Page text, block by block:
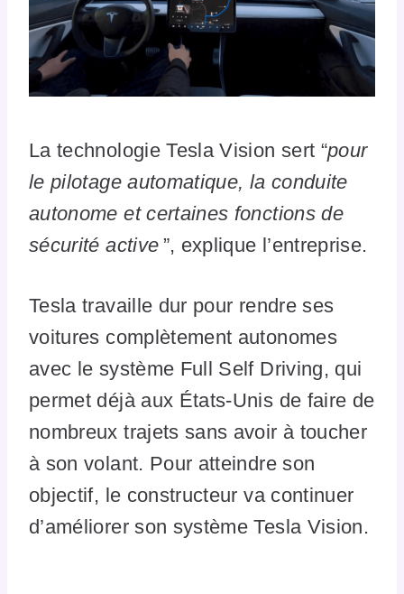
La technologie Tesla Vision sert “pour
le pilotage automatique, la conduite
autonome et certaines fonctions de
sécurité active ”, explique l’entreprise.
Tesla travaille dur pour rendre ses
voitures complètement autonomes
avec le système Full Self Driving, qui
permet déjà aux États-Unis de faire de
nombreux trajets sans avoir à toucher
à son volant. Pour atteindre son
objectif, le constructeur va continuer
d’améliorer son système Tesla Vision.